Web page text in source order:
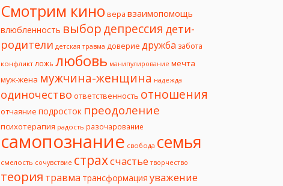
Смотрим кино вера взаимопомощь
влюбленность выбордепрессия дети-
родители детская травма доверие дружба забота
конфликт ложь любовь манипулирование мечта
муж-жена мужчина-женщина надежда
одиночество ответственность отношения
отчаяние подросток преодоление
психотерапия радость разочарование
самопознание свобода семья
смелость сочувствие страхсчастье творчество
теория травма трансформация уважение